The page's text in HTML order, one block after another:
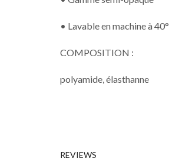
• Lavable en machine à 40°
COMPOSITION :
polyamide, élasthanne
REVIEWS